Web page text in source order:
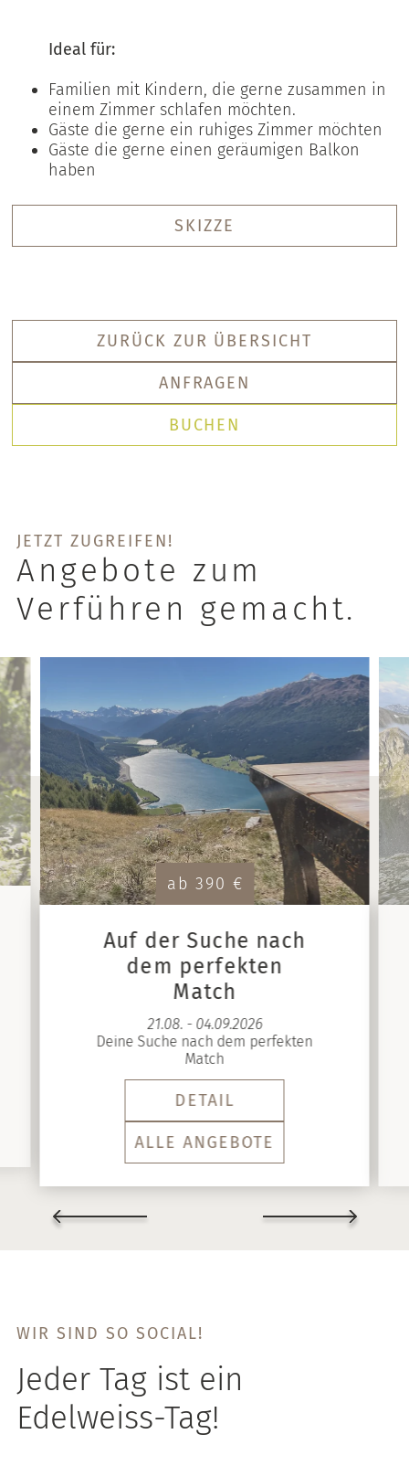
Ideal für:
Familien mit Kindern, die gerne zusammen in
einem Zimmer schlafen möchten.
Gäste die gerne ein ruhiges Zimmer möchten
Gäste die gerne einen geräumigen Balkon
haben
SKIZZE
ZURÜCK ZUR ÜBERSICHT
ANFRAGEN
BUCHEN
JETZT ZUGREIFEN!
Angebote zum
Verführen gemacht.
Auf der Suche nach
dem perfekten
Match
21.08. - 04.09.2026
Deine Suche nach dem perfekten
Match
DETAIL
ALLE ANGEBOTE
ab 390 €
WIR SIND SO SOCIAL!
Jeder Tag ist ein
Edelweiss-Tag!